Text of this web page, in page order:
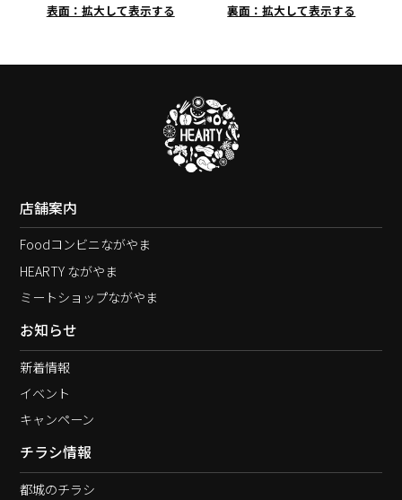
表面：拡大して表示する 裏面：拡大して表示する
店舗案内
Foodコンビニながやま
HEARTY ながやま
ミートショップながやま
お知らせ
新着情報
イベント
キャンペーン
チラシ情報
都城のチラシ